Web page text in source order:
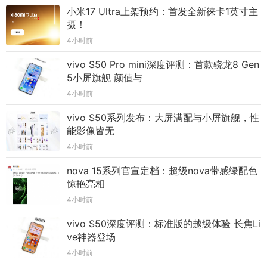
小米17 Ultra上架预约：首发全新徕卡1英寸主
摄！
4小时前
vivo S50 Pro mini深度评测：首款骁龙8 Gen
5小屏旗舰 颜值与
4小时前
vivo S50系列发布：大屏满配与小屏旗舰，性
能影像皆无
4小时前
nova 15系列官宣定档：超级nova带感绿配色
惊艳亮相
4小时前
vivo S50深度评测：标准版的越级体验 长焦Li
ve神器登场
4小时前